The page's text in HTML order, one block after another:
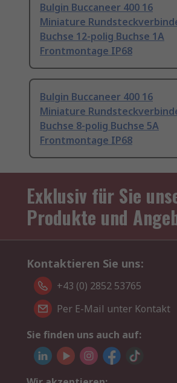
Bulgin Buccaneer 400 16
Miniature
Buchse 12-polig Buchse 1A
Frontmontage IP68
Bulgin Buccaneer 400 16
Miniature
Buchse 8-polig Buchse 5A
Frontmontage IP68
Exklusiv für Sie
Produkte und
Kontaktieren Sie uns:
+43 (0) 2852 53765
Per E-Mail unter Kontakt
Sie finden uns auch auf: